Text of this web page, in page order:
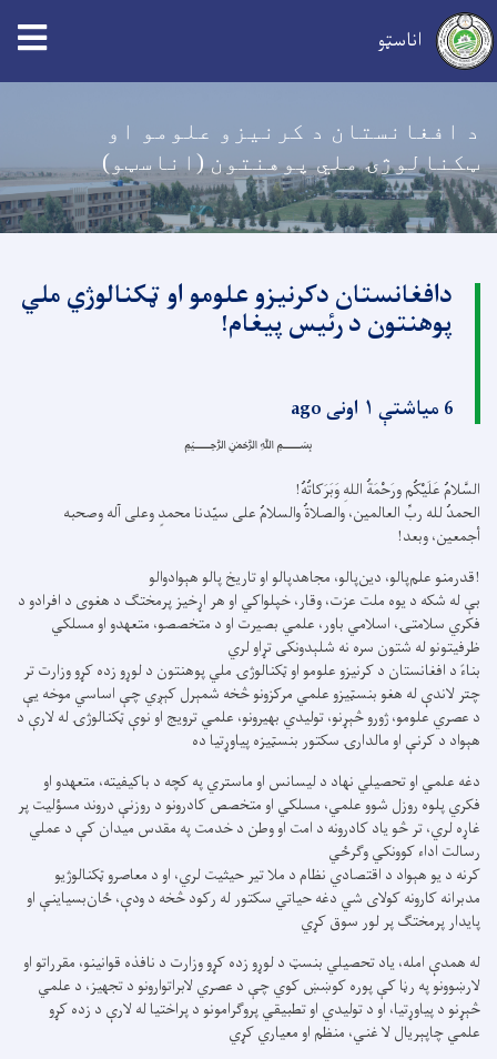
منځپانګه
دانګل
اناسټو
د افغانستان د کرنیزو علومو او
ټکنالوژۍ ملي پوهنتون (اناسټو)
دافغانستان دکرنیزو علومو او ټکنالوژي ملي
پوهنتون د رئیس پیغام!
6 میاشتې ۱ اونی ago
﷽
السَّلامُ عَلَيْكُم ورَحْمَةُ اللهِ وَبَرَكاتُهُ!
الحمدُ لله ربِّ العالمين، والصلاةُ والسلامُ على سيّدنا محمدٍ وعلى آله وصحبه
أجمعين، وبعد!
!قدرمنو علم‌پالو، دين‌پالو، مجاهدپالو او تاريخ‌ پالو هېوادوالو
بې له شکه د يوه ملت عزت، وقار، خپلواکي او هر اړخيز پرمختګ د هغوی د افرادو د
فکري سلامتۍ، اسلامي باور، علمي بصيرت او د متخصصو، متعهدو او مسلکي
ظرفيتونو له شتون سره نه شلېدونکی تړاو لري
بناءً د افغانستان د کرنيزو علومو او ټکنالوژۍ ملي پوهنتون د لوړو زده کړو وزارت تر
چتر لاندې له هغو بنسټيزو علمي مرکزونو څخه شمېرل کېږي چې اساسي موخه يې
د عصري علومو، ژورو څېړنو، توليدي بهيرونو، علمي ترويج او نوې ټکنالوژۍ له لارې د
هېواد د کرنې او مالدارۍ سکتور بنسټيزه پياوړتيا ده
دغه علمي او تحصيلي نهاد د ليسانس او ماستري په کچه د باکيفيته، متعهدو او
فکري پلوه روزل شوو علمي، مسلکي او متخصص کادرونو د روزنې دروند مسؤليت پر
غاړه لري، تر څو ياد کادرونه د امت او وطن د خدمت په مقدس ميدان کې د عملي
رسالت اداء کوونکي وګرځي
کرنه د يو هېواد د اقتصادي نظام د ملا تير حيثيت لري، او د معاصرو ټکنالوژيو
مدبرانه کارونه کولای شي دغه حياتي سکتور له رکود څخه د ودې، ځان‌بسياینې او
پايدار پرمختګ پر لور سوق کړي
له همدې امله، ياد تحصيلي بنسټ د لوړو زده کړو وزارت د نافذه قوانینو، مقرراتو او
لارښوونو په رڼا کې پوره کوښښ کوي چې د عصري لابراتوارونو د تجهيز، د علمي
څېړنو د پياوړتيا، او د توليدي او تطبيقي پروګرامونو د پراختيا له لارې د زده کړو
علمي چاپېريال لا غني، منظم او معياري کړي